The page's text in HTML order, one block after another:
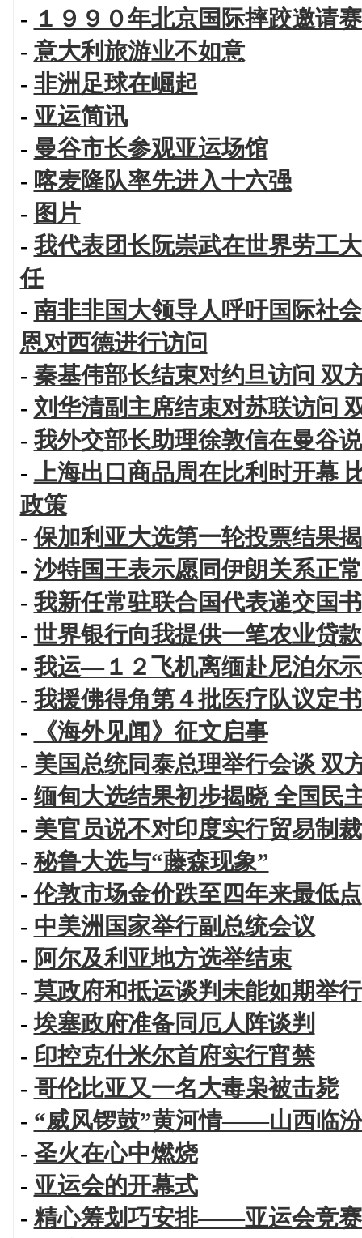
- １９９０年北京国际摔跤邀请
- 意大利旅游业不如意
- 非洲足球在崛起
- 亚运简讯
- 曼谷市长参观亚运场馆
- 喀麦隆队率先进入十六强
- 图片
- 我代表团长阮崇武在世界劳工
任
- 南非非国大领导人呼吁国际社
恩对西德进行访问
-秦基伟部长结束对约旦访问 双
- 刘华清副主席结束对苏联访问
- 我外交部长助理徐敦信在曼谷
- 上海出口商品周在比利时开幕
政策
-保加利亚大选第一轮投票结果
- 沙特国王表示愿同伊朗关系正
- 我新任常驻联合国代表递交国书
- 世界银行向我提供一笔农业贷款
- 我运—１２飞机离缅赴尼泊尔
- 我援佛得角第４批医疗队议定
-
《海外见闻》征文启事
- 美国总统同泰总理举行会谈 双
- 缅甸大选结果初步揭晓 全国民
- 美官员说不对印度实行贸易制裁
- 秘鲁大选与“藤森现象”
-伦敦市场金价跌至四年来最低点
- 中美洲国家举行副总统会议
- 阿尔及利亚地方选举结束
- 莫政府和抵运谈判未能如期举行
-埃塞政府准备同厄人阵谈判
- 印控克什米尔首府实行宵禁
- 哥伦比亚又一名大毒枭被击毙
- “威风锣鼓”黄河情——山西临
- 圣火在心中燃烧
- 亚运会的开幕式
- 精心筹划巧安排——亚运会竞